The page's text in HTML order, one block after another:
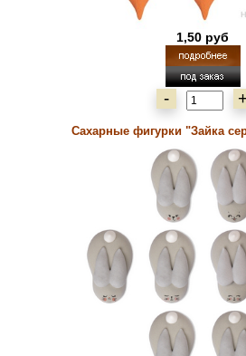
1,50 руб
-
Сахарные фигурки "Зайка